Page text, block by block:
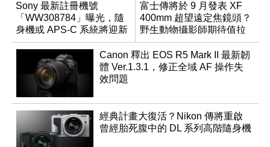
Sony 最新註冊機號
「WW308784」曝光，隨
身機或 APS-C 系統將迎新
成員？
富士傳將於 9 月發表 XF
400mm 超望遠定焦鏡頭？
野生動物攝影師期待值拉
滿
Canon 釋出 EOS R5 Mark II 最新韌
體 Ver.1.3.1，修正全域 AF 操作失
效問題
經典計畫大復活？Nikon 傳將重啟
曾經胎死腹中的 DL 系列高階隨身機